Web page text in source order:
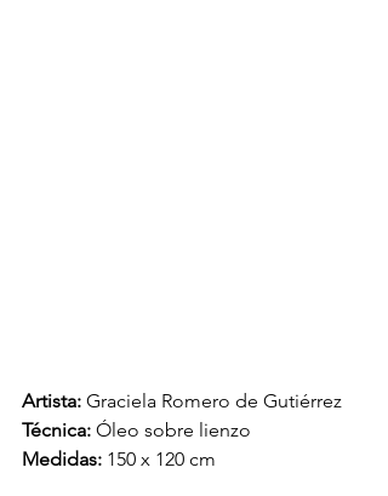
Artista: Graciela Romero de Gutiérrez
Técnica: Óleo sobre lienzo
Medidas: 150 x 120 cm